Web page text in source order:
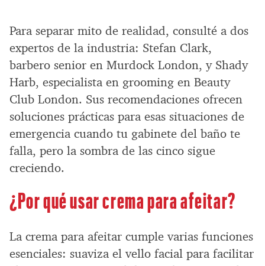
Para separar mito de realidad, consulté a dos
expertos de la industria: Stefan Clark,
barbero senior en Murdock London, y Shady
Harb, especialista en grooming en Beauty
Club London. Sus recomendaciones ofrecen
soluciones prácticas para esas situaciones de
emergencia cuando tu gabinete del baño te
falla, pero la sombra de las cinco sigue
creciendo.
¿Por qué usar crema para afeitar?
La crema para afeitar cumple varias funciones
esenciales: suaviza el vello facial para facilitar